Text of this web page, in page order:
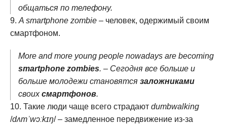
общаться по телефону.
A smartphone zombie – человек, одержимый своим
смартфоном.
More and more young people nowadays are becoming
smartphone zombies. – Сегодня все больше и
больше молодежи становятся заложниками
своихсмартфонов.
Такие люди чаще всего страдают dumbwalking
/dʌmˈwɔːkɪŋ/ – замедленное передвижение из-за